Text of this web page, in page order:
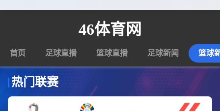
46体育网
首页 足球直播 篮球直播 足球新闻 篮球
热门联赛